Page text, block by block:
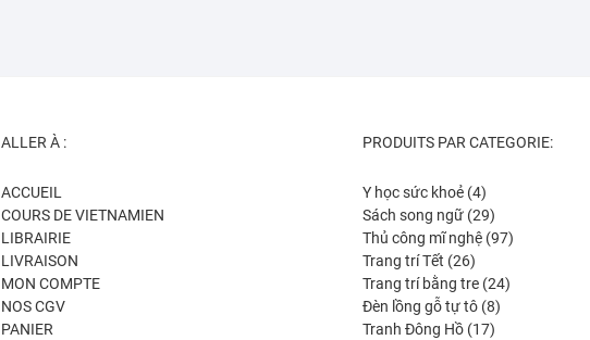
ALLER À :
ACCUEIL
COURS DE VIETNAMIEN
LIBRAIRIE
LIVRAISON
MON COMPTE
NOS CGV
PANIER
PRODUITS PAR CATEGORIE:
Y học sức khoẻ 44
produits
Sách song ngữ 2929
produits
Thủ công mĩ nghệ 9797
Trang trí Tết 2626
produits
Trang trí bằng tre 2424
Đèn lồng gỗ tự tô 88
Tranh Đông Hồ 1717